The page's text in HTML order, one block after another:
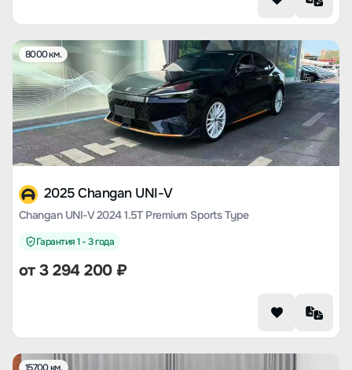
8000 км.
2025 Changan UNI-V
Changan UNI-V 2024 1.5T Premium Sports Type
Гарантия 1 - 3 года
от3 294 200₽